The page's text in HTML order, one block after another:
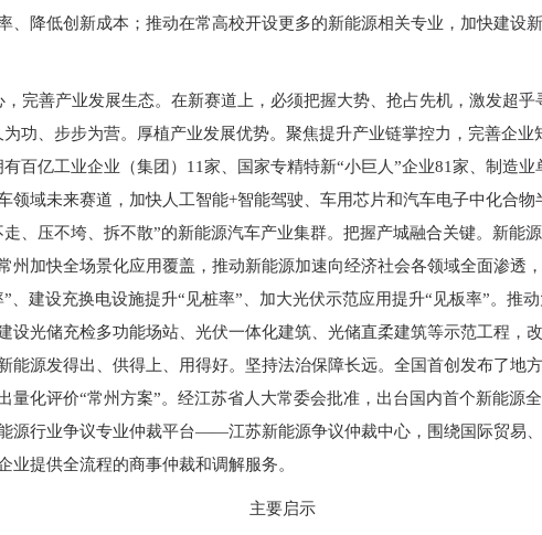
、降低创新成本；推动在常高校开设更多的新能源相关专业，加快建设
完善产业发展生态。在新赛道上，必须把握大势、抢占先机，激发超乎
功、步步为营。厚植产业发展优势。聚焦提升产业链掌控力，完善企业
百亿工业企业（集团）11家、国家专精特新“小巨人”企业81家、制造
领域未来赛道，加快人工智能+智能驾驶、车用芯片和汽车电子中化合
、压不垮、拆不散”的新能源汽车产业集群。把握产城融合关键。新能
州加快全场景化应用覆盖，推动新能源加速向经济社会各领域全面渗透
、建设充换电设施提升“见桩率”、加大光伏示范应用提升“见板率”。推
设光储充检多功能场站、光伏一体化建筑、光储直柔建筑等示范工程，
能源发得出、供得上、用得好。坚持法治保障长远。全国首创发布了
量化评价“常州方案”。经江苏省人大常委会批准，出台国内首个新能
源行业争议专业仲裁平台——江苏新能源争议仲裁中心，围绕国际贸易
提供全流程的商事仲裁和调解服务。
主要启示